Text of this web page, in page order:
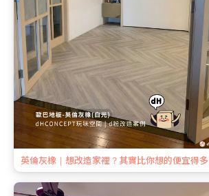
英倫灰橡｜想改造家裡？其實比你想的便宜得多